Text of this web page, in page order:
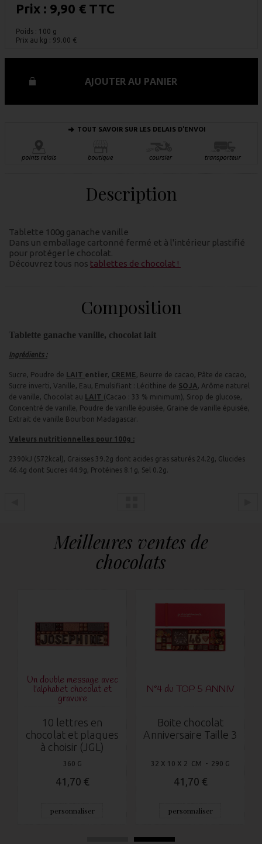
Prix : 9,90 € TTC
Poids : 100 g
Prix au kg : 99.00 €
AJOUTER AU PANIER
TOUT SAVOIR SUR LES DELAIS D'ENVOI
Description
Tablette 100g ganache vanille
Dans un emballage cartonné fermé et à l'intérieur plastifié
pour protéger le chocolat.
Découvrez tous nos tablettes de chocolat !
Composition
Tablette ganache vanille, chocolat lait
Ingrédients :
Sucre, Poudre de LAIT entier, CREME , Beurre de cacao, Pâte de cacao,
Sucre inverti, Vanille, Eau, Emulsifiant : Lécithine de SOJA, Arôme naturel
de vanille, Chocolat au LAIT (Cacao : 33 % minimum), Sirop de glucose,
Concentré de vanille, Poudre de vanille épuisée, Graine de vanille épuisée,
Extrait de vanille Bourbon Madagascar.
Valeurs nutritionnelles pour 100g :
2390kJ (572kcal), Graisses 39.2g dont acides gras saturés 24.2g, Glucides
46.4g dont Sucres 44.9g, Protéines 8.1g, Sel 0.2g.
Meilleures ventes de
chocolats
Un double message avec
l'alphabet chocolat et
gravure
10 lettres en
chocolat et plaques
à choisir (JGL)
360 G
41,70 €
personnaliser
N°4 du TOP 5 ANNIV
Boite chocolat
Anniversaire Taille 3
32 X 10 X 2 CM - 290 G
41,70 €
personnaliser